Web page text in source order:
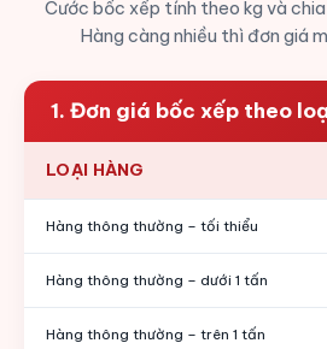
Cước bốc xếp tính theo kg và
Hàng càng nhiều thì đơn giá
1. Đơn giá bốc xếp theo
LOẠI HÀNG
Hàng thông thường – tối thiểu
Hàng thông thường – dưới 1 tấn
Hàng thông thường – trên 1 tấn